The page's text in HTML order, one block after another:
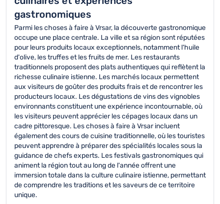
gastronomiques
Parmi les choses à faire à Vrsar, la découverte gastronomique
occupe une place centrale. La ville et sa région sont réputées
pour leurs produits locaux exceptionnels, notamment l'huile
d'olive, les truffes et les fruits de mer. Les restaurants
traditionnels proposent des plats authentiques qui reflètent la
richesse culinaire istienne. Les marchés locaux permettent
aux visiteurs de goûter des produits frais et de rencontrer les
producteurs locaux. Les dégustations de vins des vignobles
environnants constituent une expérience incontournable, où
les visiteurs peuvent apprécier les cépages locaux dans un
cadre pittoresque. Les choses à faire à Vrsar incluent
également des cours de cuisine traditionnelle, où les touristes
peuvent apprendre à préparer des spécialités locales sous la
guidance de chefs experts. Les festivals gastronomiques qui
animent la région tout au long de l'année offrent une
immersion totale dans la culture culinaire istienne, permettant
de comprendre les traditions et les saveurs de ce territoire
unique.